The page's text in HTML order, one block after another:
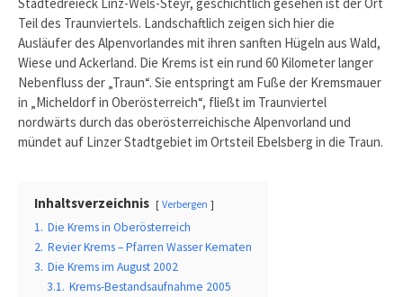
Teil des Traunviertels. Landschaftlich zeigen sich hier die
Ausläufer des Alpenvorlandes mit ihren sanften Hügeln aus Wald,
Wiese und Ackerland. Die Krems ist ein rund 60 Kilometer langer
Nebenfluss der „Traun“. Sie entspringt am Fuße der Kremsmauer
in „Micheldorf in Oberösterreich“, fließt im Traunviertel
nordwärts durch das oberösterreichische Alpenvorland und
mündet auf Linzer Stadtgebiet im Ortsteil Ebelsberg in die Traun.
Inhaltsverzeichnis Verbergen
1. Die Krems in Oberösterreich
2. Revier Krems – Pfarren Wasser Kematen
3. Die Krems im August 2002
3.1. Krems-Bestandsaufnahme 2005